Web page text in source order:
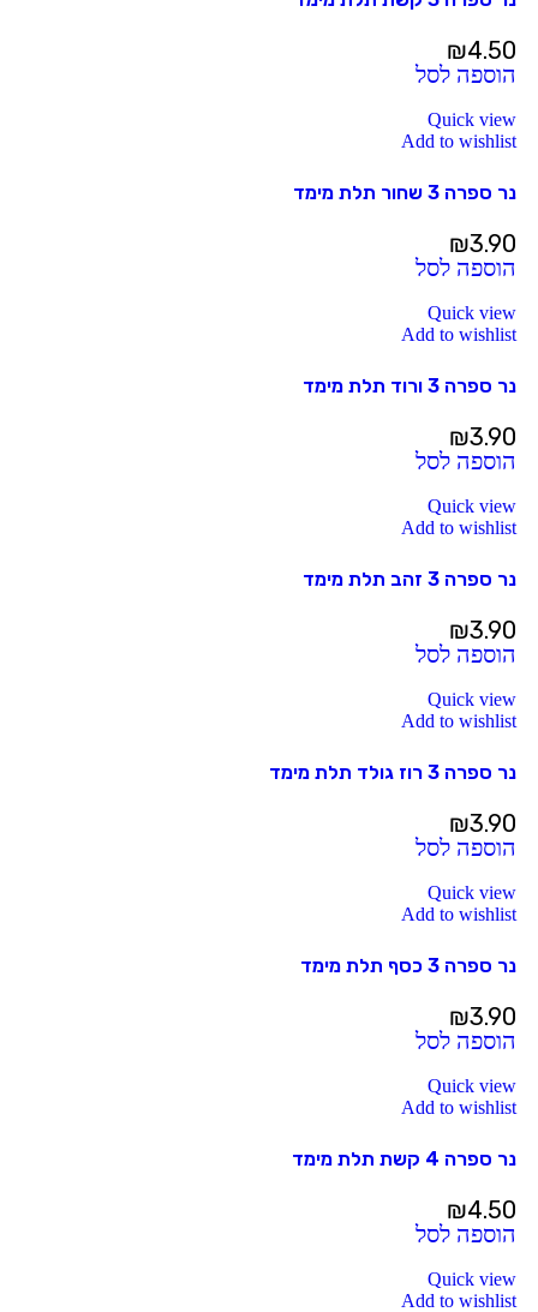
₪4.50
הוספה לסל
Quick view
Add to wishlist
נר ספרה 3 שחור תלת מימד
₪3.90
הוספה לסל
Quick view
Add to wishlist
נר ספרה 3 ורוד תלת מימד
₪3.90
הוספה לסל
Quick view
Add to wishlist
נר ספרה 3 זהב תלת מימד
₪3.90
הוספה לסל
Quick view
Add to wishlist
נר ספרה 3 רוז גולד תלת מימד
₪3.90
הוספה לסל
Quick view
Add to wishlist
נר ספרה 3 כסף תלת מימד
₪3.90
הוספה לסל
Quick view
Add to wishlist
נר ספרה 4 קשת תלת מימד
₪4.50
הוספה לסל
Quick view
Add to wishlist